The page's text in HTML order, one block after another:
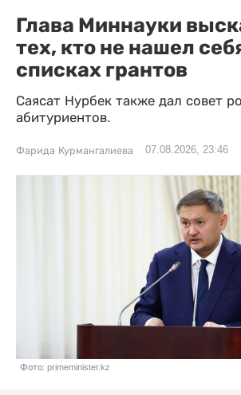
Глава Миннауки
тех, кто не нашел
списках грантов
Саясат Нурбек также дал совет
абитуриентов.
Фарида Курмангалиева 07.08.2026, 23:46
Фото: primeminister.kz